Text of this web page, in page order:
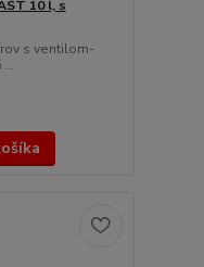
10 l, s
s ventilom-